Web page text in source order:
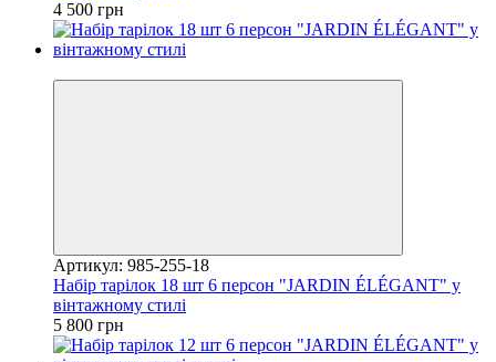
4 500 грн
Артикул: 985-255-18
Набір тарілок 18 шт 6 персон "JARDIN ÉLÉGANT" у
вінтажному стилі
5 800 грн